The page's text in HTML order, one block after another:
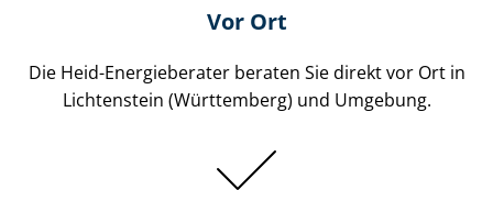
Vor Ort
Die Heid-Energieberater beraten Sie direkt vor Ort in
Lichtenstein (Württemberg) und Umgebung.